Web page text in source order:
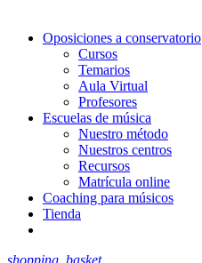
Oposiciones a conservatorio
Cursos
Temarios
Aula Virtual
Profesores
Escuelas de música
Nuestro método
Nuestros centros
Recursos
Matrícula online
Coaching para músicos
Tienda
shopping_basket